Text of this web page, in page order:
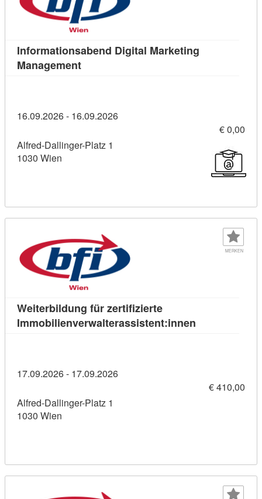
Informationsabend Digital Marketing
ManagementKursdetail: Informationsabend Digital
16.09.2026 - 16.09.2026
€ 0,00
Alfred-Dallinger-Platz 1
1030 Wien
MERKEN
Weiterbildung für zertifizierte
Immobilienverwalterassistent:innen
17.09.2026 - 17.09.2026
€ 410,00
Alfred-Dallinger-Platz 1
1030 Wien